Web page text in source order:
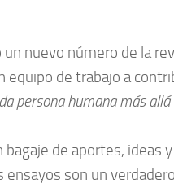
nuevo número de la
equipo de trabajo a
persona humana más
de aportes,
son un